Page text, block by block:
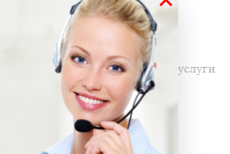
вы получаете скидку на услуги